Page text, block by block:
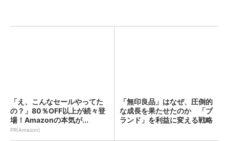
「え、こんなセールやってた
の？」80％OFF以上が続々登
場！Amazonの本気が...
PR(Amazon)
「無印良品」はなぜ、圧倒的
な成長を果たせたのか 「ブ
ランド」を利益に変える戦略